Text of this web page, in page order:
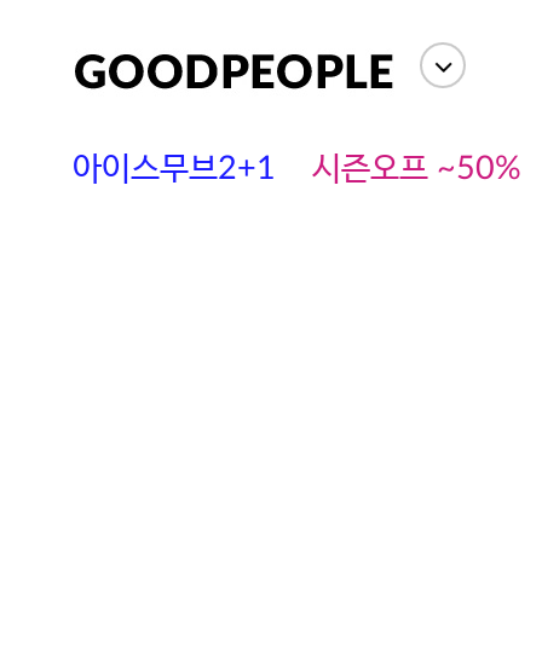
아이스무브2+1 시즌오프 ~50%